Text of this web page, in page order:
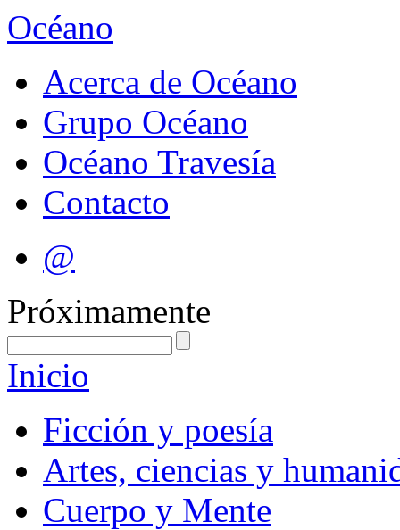
Océano
Acerca de Océano
Grupo Océano
Océano Travesía
Contacto
@
Próximamente
Inicio
Ficción y poesía
Artes, ciencias y
Cuerpo y Mente